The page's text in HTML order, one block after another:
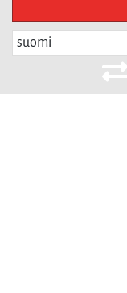
suomi